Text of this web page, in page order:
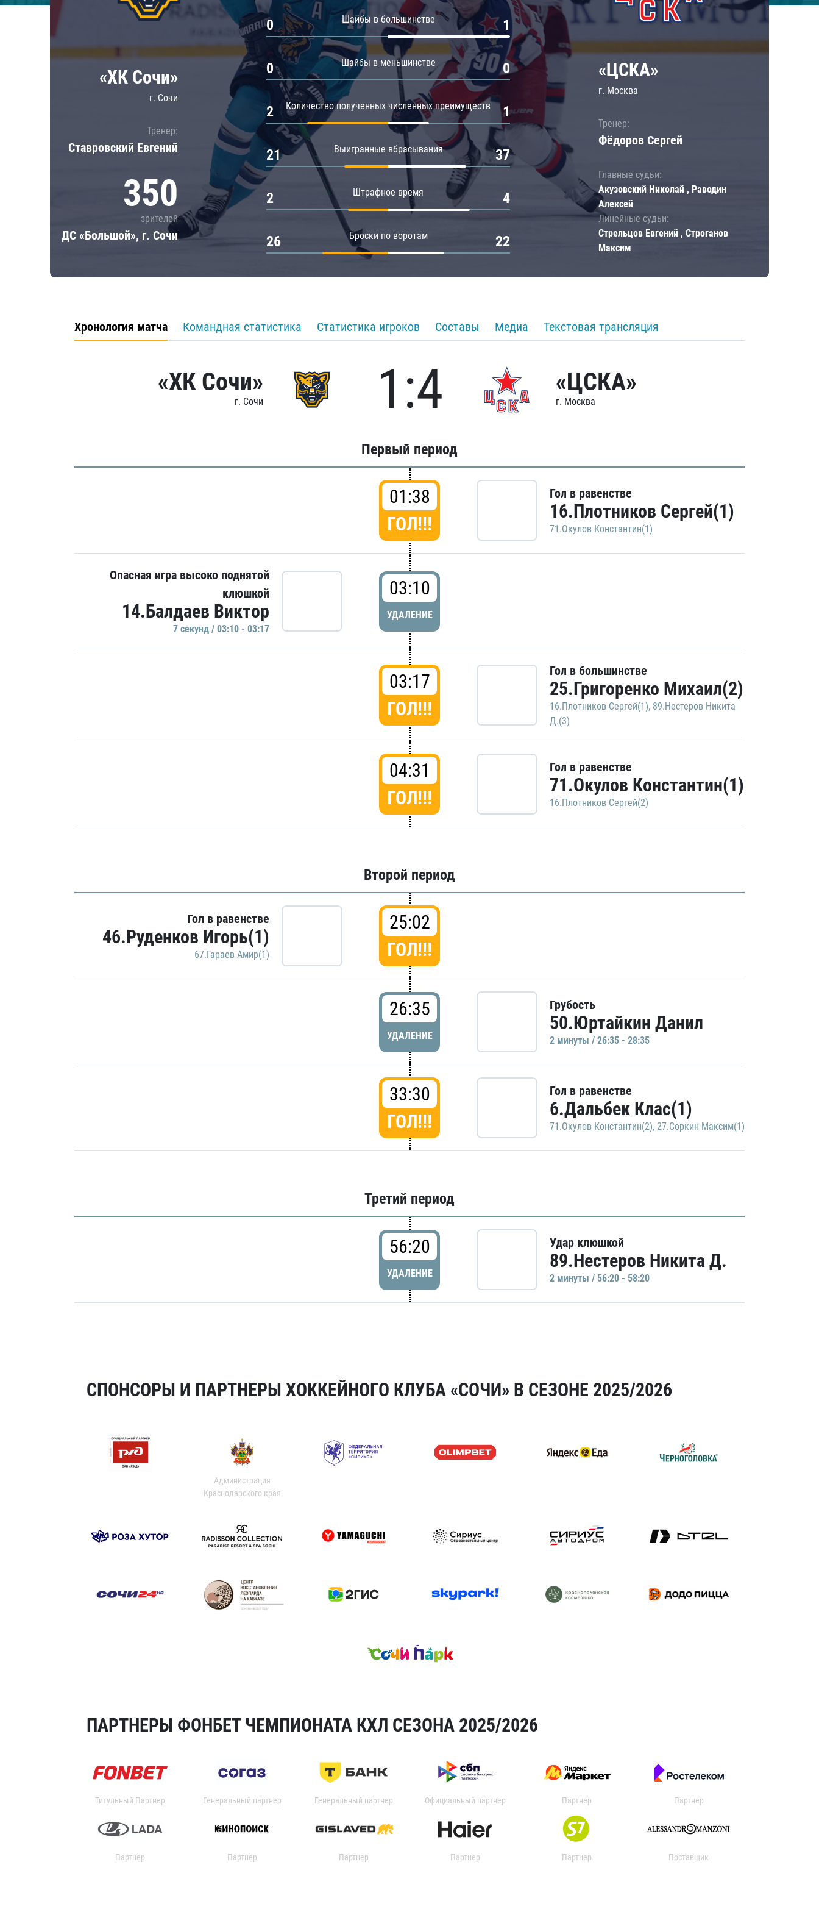
Локомотив
ЦСКА
Шанхайские Драконы
Амур
Барыс
Салават Юлаев
«ХК Сочи»
г. Сочи
Тренер:
Ставровский Евгений
350
зрителей
ДС «Большой», г. Сочи
Шайбы в большинстве
0 1
Шайбы в меньшинстве
0 0
Количество полученных численных преимуществ
2 1
Выигранные вбрасывания
21 37
Штрафное время
2 4
Броски по воротам
26 22
«ЦСКА»
г. Москва
Тренер:
Фёдоров Сергей
Главные судьи:
Акузовский Николай , Раводин
Алексей
Линейные судьи:
Стрельцов Евгений , Строганов
Максим
Хронология матча Командная статистика Статистика игроков Составы Медиа Текстовая трансляция
«ХК Сочи»
г. Сочи 1:4 «ЦСКА»
г. Москва
Первый период
01:38
ГОЛ!!!
Гол в равенстве
16.Плотников Сергей(1)
71.Окулов Константин(1)
Опасная игра высоко поднятой
клюшкой
14.Балдаев Виктор
7 секунд / 03:10 - 03:17
03:10
УДАЛЕНИЕ
03:17
ГОЛ!!!
Гол в большинстве
25.Григоренко Михаил(2)
16.Плотников Сергей(1), 89.Нестеров Никита
Д.(3)
04:31
ГОЛ!!!
Гол в равенстве
71.Окулов Константин(1)
16.Плотников Сергей(2)
Второй период
Гол в равенстве
46.Руденков Игорь(1)
67.Гараев Амир(1)
25:02
ГОЛ!!!
26:35
УДАЛЕНИЕ
Грубость
50.Юртайкин Данил
2 минуты / 26:35 - 28:35
33:30
ГОЛ!!!
Гол в равенстве
6.Дальбек Клас(1)
71.Окулов Константин(2), 27.Соркин Максим(1)
Третий период
56:20
УДАЛЕНИЕ
Удар клюшкой
89.Нестеров Никита Д.
2 минуты / 56:20 - 58:20
СПОНСОРЫ И ПАРТНЕРЫ ХОККЕЙНОГО КЛУБА «СОЧИ» В СЕЗОНЕ 2025/2026
Администрация
Краснодарского края
ПАРТНЕРЫ ФОНБЕТ ЧЕМПИОНАТА КХЛ СЕЗОНА 2025/2026
Титульный Партнер Генеральный партнер Генеральный партнер Официальный партнер Партнер Партнер
Партнер Партнер Партнер Партнер Партнер Поставщик